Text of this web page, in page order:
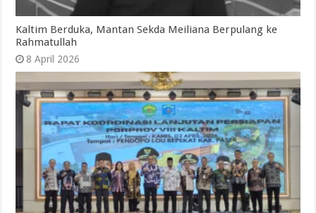
Kaltim Berduka, Mantan Sekda Meiliana Berpulang ke
Rahmatullah
8 April 2026